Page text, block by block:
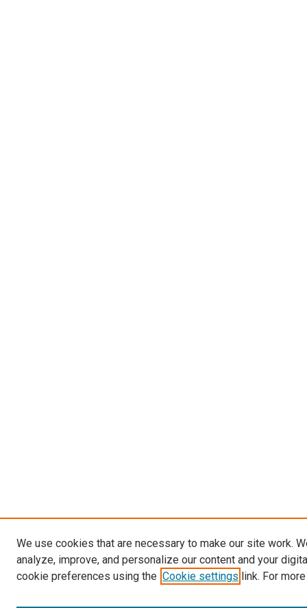
We use cookies that are necessary to make our site work.
analyze, improve, and personalize our content and your
cookie preferences using the Cookie settings link. For